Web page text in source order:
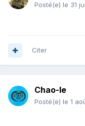
Posté(e) le 31
Citer
Chao-le
Posté(e) le 1